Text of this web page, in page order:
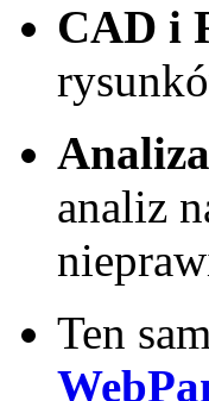
CAD i
analiz
Ten